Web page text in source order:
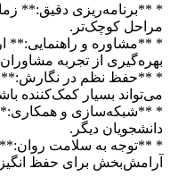
* **برنامه‌ریزی دقیق:**
مراحل کوچک‌تر.
* **مشاوره و راهنمایی:**
بهره‌گیری از تجربه
* **حفظ نظم در نگارش:**
می‌تواند بسیار کمک‌کننده
* **شبکه‌سازی و همکاری:**
دانشجویان دیگر.
* **توجه به سلامت
آرامش‌بخش برای حفظ